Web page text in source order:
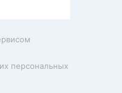
персональных